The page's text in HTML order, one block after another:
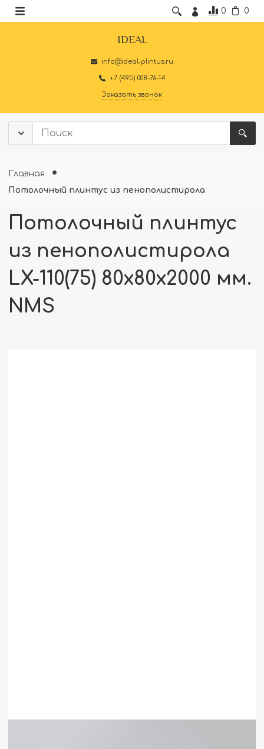
0 0
IDEAL
info@ideal-plintus.ru
+7 (495) 008-76-14
Заказать звонок
Главная
Потолочный плинтус из пенополистирола
Потолочный плинтус
из пенополистирола
LX-110(75) 80x80x2000 мм.
NMS